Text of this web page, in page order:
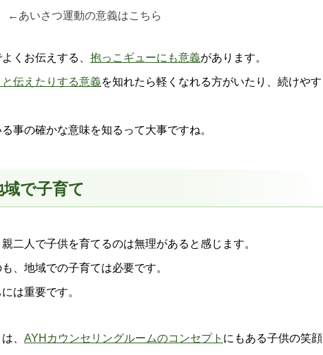
あいさつ運動の意義はこちら
くお伝えする、 抱っこギューにも意義があります。
伝えたりする意義を知れたら軽くなれる方がいたり、続けやす
事の確かな意味を知るって大事ですね。
で子育て
二人で子供を育てるのは無理があると感じます。
、地域での子育ては必要です。
は重要です。
、 AYHカウンセリングルームのコンセプト にもある子供の笑顔